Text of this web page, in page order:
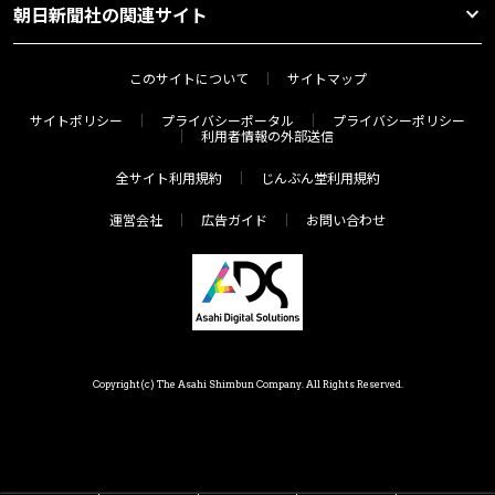
朝日新聞社の関連サイト
このサイトについて サイトマップ
サイトポリシー プライバシーポータル
プライバシーポリシー
利用者情報の外部送信
全サイト利用規約 じんぶん堂利用規約
運営会社 広告ガイド お問い合わせ
Copyright(c) The Asahi Shimbun Company. All Rights Reserved.